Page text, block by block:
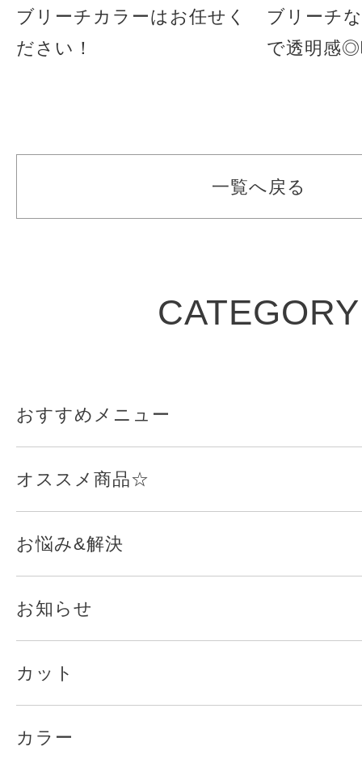
ブリーチカラーはお任せく
ださい！
ブリーチ
で透明感
一覧へ戻る
CATEGORY
おすすめメニュー
オススメ商品☆
お悩み&解決
お知らせ
カット
カラー